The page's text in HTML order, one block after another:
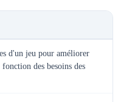
d'un jeu pour améliorer
des besoins des